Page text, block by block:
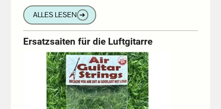
ALLES LESEN ➔
Ersatzsaiten für die Luftgitarre